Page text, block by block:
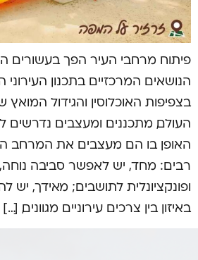
פיתוח מרחבי העיר הפך בעשורים
הנושאים המרכזיים בתכנון העירוני
בצפיפות האוכלוסין והגידול
העולם, מתכננים ומעצבים
האופן בו הם מעצבים את המרחב
רבים: מחד, יש לאפשר סביבה
ופונקציונלית לתושבים; מאידך,
באיזון בין צרכים עירוניים מגוונים, […]